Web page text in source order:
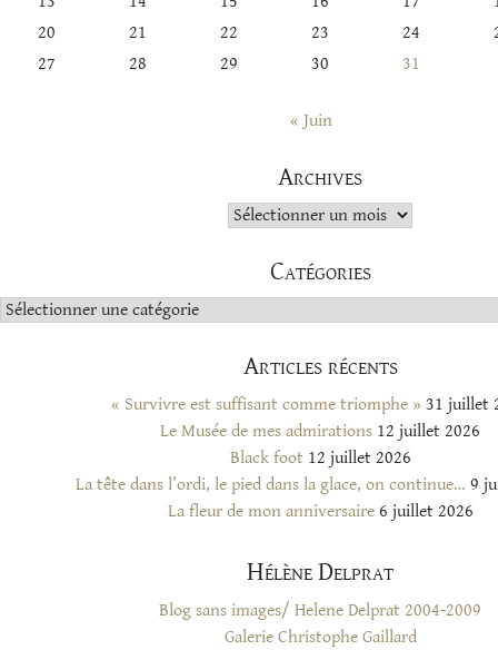
20
21 22 23 24
27
28 29 30 31
« Juin
Archives
Archives
Catégories
Catégories
Articles récents
« Survivre est suffisant comme triomphe » 31 juillet
Le Musée de mes admirations 12 juillet 2026
Black foot 12 juillet 2026
La tête dans l’ordi, le pied dans la glace, on continue… 9
La fleur de mon anniversaire 6 juillet 2026
Hélène Delprat
Blog sans images/ Helene Delprat 2004-2009
Galerie Christophe Gaillard